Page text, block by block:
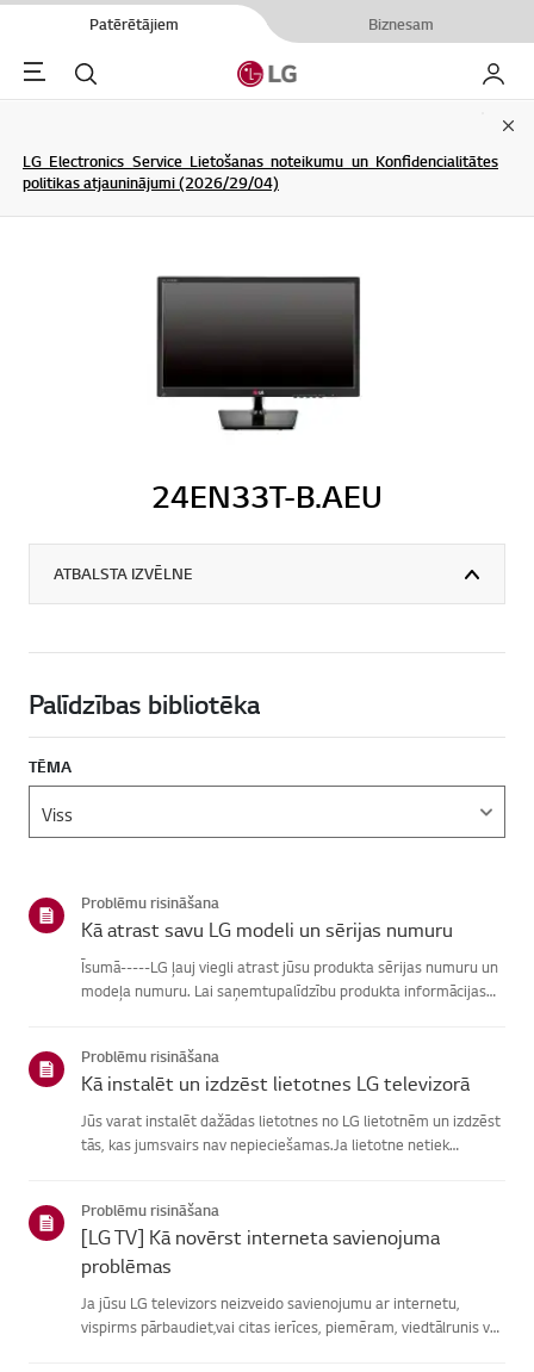
Patērētājiem Biznesam
Menu Meklēt Mans
LG Electronics Service Lietošanas noteikumu un Konfidencialitātes
politikas atjauninājumi (2026/29/04)
24EN33T-B.AEU
ATBALSTA IZVĒLNE
Palīdzības bibliotēka
TĒMA
Problēmu risināšana
Kā atrast savu LG modeli un sērijas numuru
Īsumā-----LG ļauj viegli atrast jūsu produkta sērijas numuru un
modeļa numuru. Lai saņemtupalīdzību produkta informācijas
Problēmu risināšana
Kā instalēt un izdzēst lietotnes LG televizorā
Jūs varat instalēt dažādas lietotnes no LG lietotnēm un izdzēst
tās, kas jumsvairs nav nepieciešamas.Ja lietotne netiek
Problēmu risināšana
[LG TV] Kā novērst interneta savienojuma
problēmas
Ja jūsu LG televizors neizveido savienojumu ar internetu,
vispirms pārbaudiet,vai citas ierīces, piemēram, viedtālrunis vai